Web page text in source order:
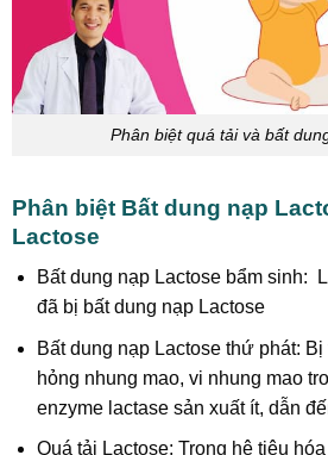
Phân biệt quá tải và bất
Phân biệt Bất dung nạp
Lactose
Bất dung nạp Lactose bẩm sinh:
đã bị bất dung nạp Lactose
Bất dung nạp Lactose thứ phát:
hỏng nhung mao, vi nhung mao
enzyme lactase sản xuất ít, dẫn
Quá tải Lactose: Trong hệ tiêu